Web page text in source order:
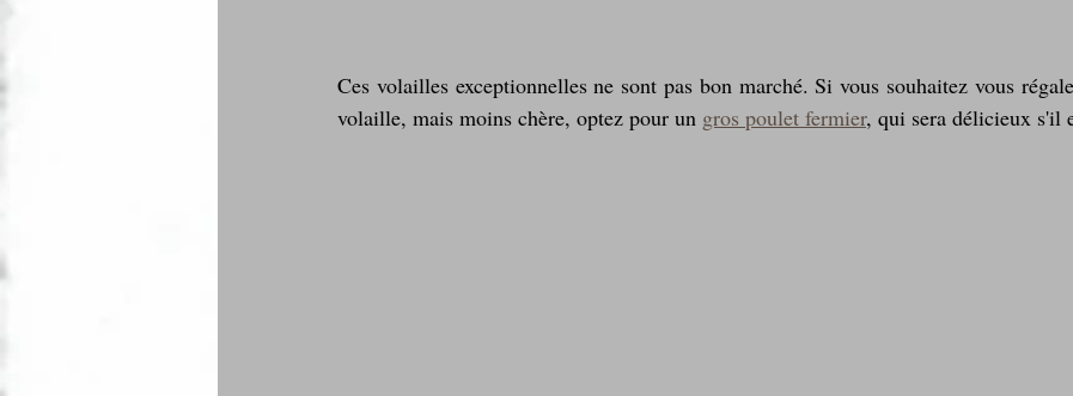
Ces volailles exceptionnelles ne sont pas bon marché. Si vous souhaitez vous
volaille, mais moins chère, optez pour un gros poulet fermier, qui sera délicieux s'il